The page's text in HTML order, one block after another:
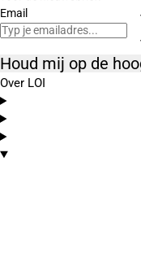
Email
Houd mij op de
Over LOI